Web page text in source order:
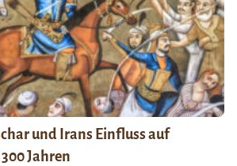
und Irans Einfluss auf
Jahren